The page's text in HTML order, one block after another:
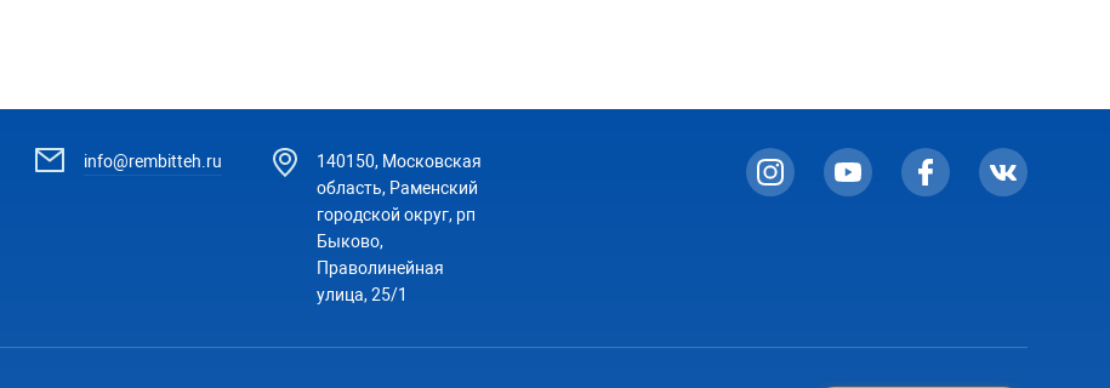
info@rembitteh.ru
140150, Московская
область, Раменский
городской округ, рп
Быково,
Праволинейная
улица, 25/1